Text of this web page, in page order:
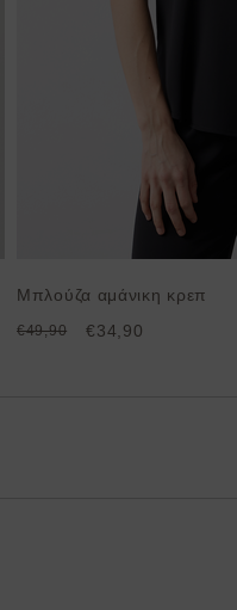
Μπλούζα αμάνικη κρεπ
€49,90 €34,90